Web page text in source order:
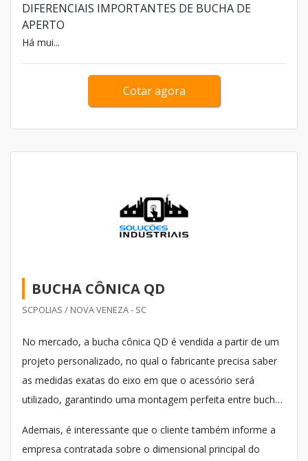
encontrar ótima qualidade com tecnologia e qualidade.
DIFERENCIAIS IMPORTANTES DE BUCHA DE
APERTO
Há mui...
Cotar agora
BUCHA CÔNICA QD
SCPOLIAS / NOVA VENEZA - SC
No mercado, a bucha cônica QD é vendida a partir de um
projeto personalizado, no qual o fabricante precisa saber
as medidas exatas do eixo em que o acessório será
utilizado, garantindo uma montagem perfeita entre bucha
Ademais, é interessante que o cliente também informe a
empresa contratada sobre o dimensional principal do